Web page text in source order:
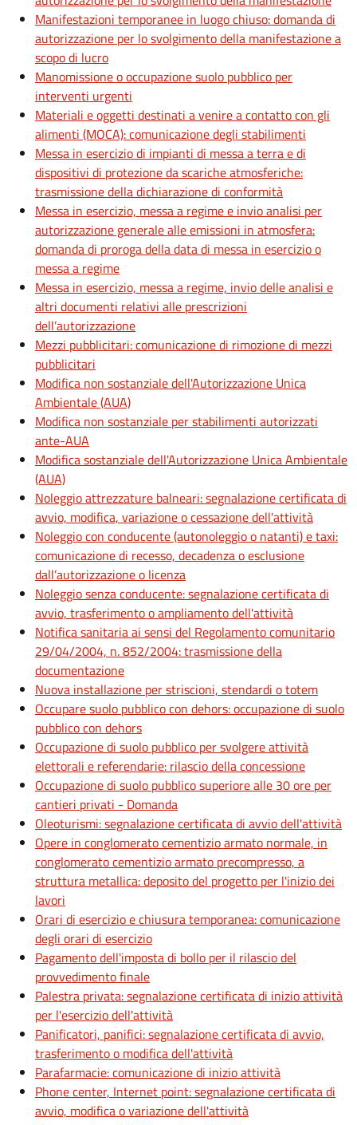
Manifestazioni temporanee in luogo chiuso: domanda di
autorizzazione per lo svolgimento della manifestazione a
scopo di lucro
Manomissione o occupazione suolo pubblico per
interventi urgenti
Materiali e oggetti destinati a venire a contatto con gli
alimenti (MOCA): comunicazione degli stabilimenti
Messa in esercizio di impianti di messa a terra e di
dispositivi di protezione da scariche atmosferiche:
trasmissione della dichiarazione di conformità
Messa in esercizio, messa a regime e invio analisi per
autorizzazione generale alle emissioni in atmosfera:
domanda di proroga della data di messa in esercizio o
messa a regime
Messa in esercizio, messa a regime, invio delle analisi e
altri documenti relativi alle prescrizioni
dell’autorizzazione
Mezzi pubblicitari: comunicazione di rimozione di mezzi
pubblicitari
Modifica non sostanziale dell'Autorizzazione Unica
Ambientale (AUA)
Modifica non sostanziale per stabilimenti autorizzati
ante-AUA
Modifica sostanziale dell'Autorizzazione Unica Ambientale
(AUA)
Noleggio attrezzature balneari: segnalazione certificata di
avvio, modifica, variazione o cessazione dell'attività
Noleggio con conducente (autonoleggio o natanti) e taxi:
comunicazione di recesso, decadenza o esclusione
dall’autorizzazione o licenza
Noleggio senza conducente: segnalazione certificata di
avvio, trasferimento o ampliamento dell'attività
Notifica sanitaria ai sensi del Regolamento comunitario
29/04/2004, n. 852/2004: trasmissione della
documentazione
Nuova installazione per striscioni, stendardi o totem
Occupare suolo pubblico con dehors: occupazione di suolo
pubblico con dehors
Occupazione di suolo pubblico per svolgere attività
elettorali e referendarie: rilascio della concessione
Occupazione di suolo pubblico superiore alle 30 ore per
cantieri privati - Domanda
Oleoturismi: segnalazione certificata di avvio dell'attività
Opere in conglomerato cementizio armato normale, in
conglomerato cementizio armato precompresso, a
struttura metallica: deposito del progetto per l'inizio dei
lavori
Orari di esercizio e chiusura temporanea: comunicazione
degli orari di esercizio
Pagamento dell'imposta di bollo per il rilascio del
provvedimento finale
Palestra privata: segnalazione certificata di inizio attività
per l'esercizio dell'attività
Panificatori, panifici: segnalazione certificata di avvio,
trasferimento o modifica dell'attività
Parafarmacie: comunicazione di inizio attività
Phone center, Internet point: segnalazione certificata di
avvio, modifica o variazione dell'attività